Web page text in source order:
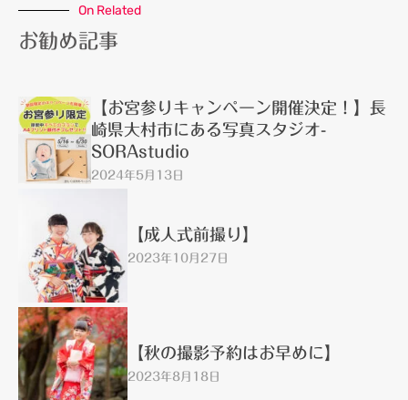
On Related
お勧め記事
【お宮参りキャンペーン開催決定！】長
崎県大村市にある写真スタジオ-
SORAstudio
2024年5月13日
【成人式前撮り】
2023年10月27日
【秋の撮影予約はお早めに】
2023年8月18日